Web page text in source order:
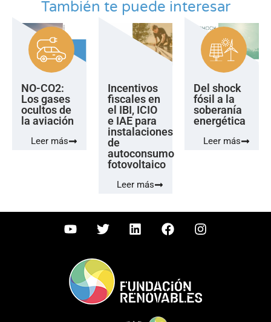
También te puede interesar
NO-CO2:
Los gases
ocultos de
la aviación
Leer más
Incentivos
fiscales en
el IBI, ICIO
e IAE para
instalaciones
de
autoconsumo
fotovoltaico
Leer más
Del shock
fósil a la
soberanía
energética
Leer más